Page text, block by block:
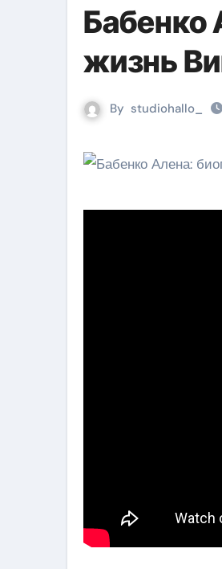
Бабенко
жизнь
By studiohallo_